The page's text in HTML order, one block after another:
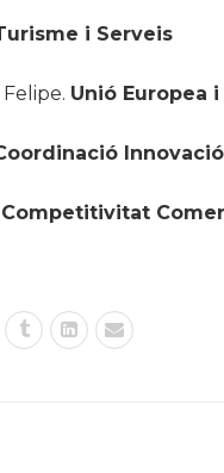
i Serveis
Unió Europea
Competitivitat